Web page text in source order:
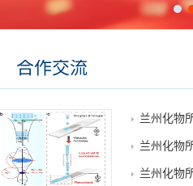
合作交流
兰州化物
兰州化物